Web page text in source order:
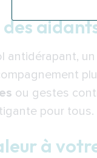
durable
vos questions
de vie
elle
t-il si je
antidérapant,
ou gestes
pour tous.
à